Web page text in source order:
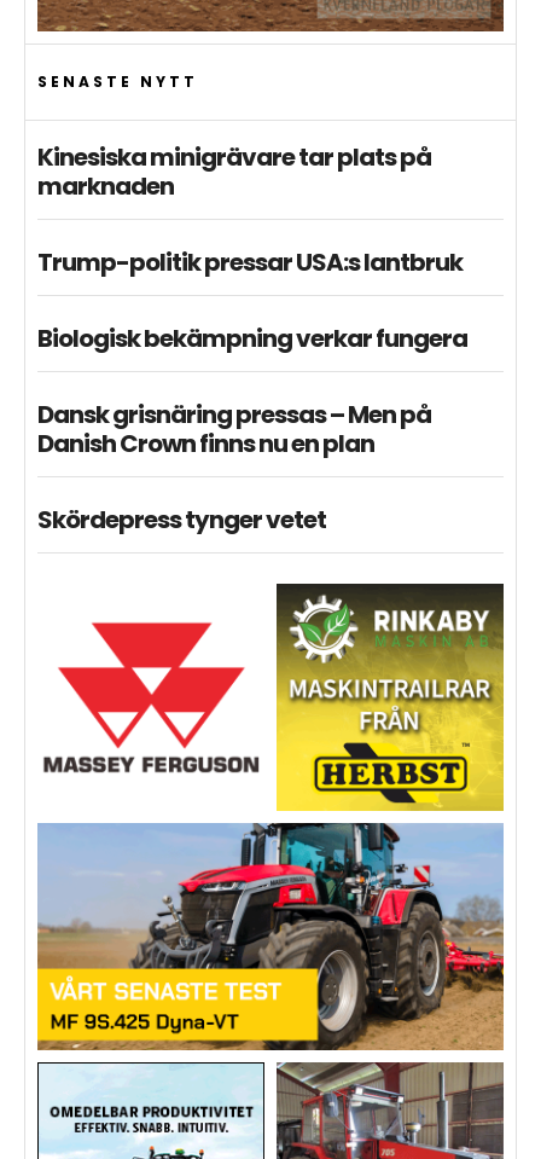
SENASTE NYTT
Kinesiska minigrävare tar plats på
marknaden
Trump-politik pressar USA:s lantbruk
Biologisk bekämpning verkar fungera
Dansk grisnäring pressas – Men på
Danish Crown finns nu en plan
Skördepress tynger vetet